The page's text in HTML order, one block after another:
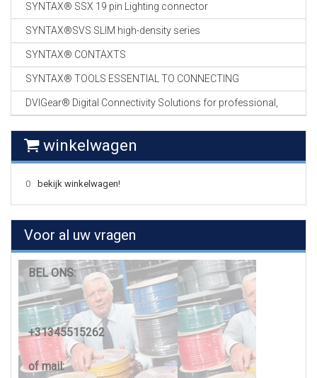
SYNTAX® SSX 19 pin Lighting connector
SYNTAX®SVS SLIM high-density series
SYNTAX® CONTAXTS
SYNTAX® TOOLS ESSENTIAL TO CONNECTING
DVIGear® Digital Connectivity Solutions for professional,
winkelwagen
0 bekijk winkelwagen!
Voor al uw vragen
BEL ONS:
+31345515262
of mail: